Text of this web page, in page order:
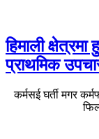
हिमाली
प्राथमिक
कर्मसई घर्ती मगर